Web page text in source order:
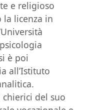
e religioso
la licenza in
è poi
all’Istituto
del suo